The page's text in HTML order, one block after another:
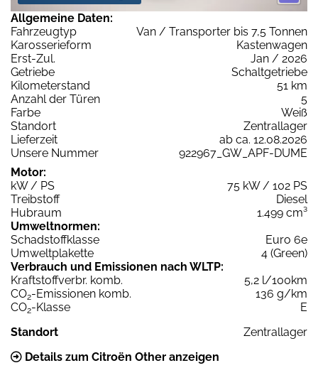
Allgemeine Daten:
Fahrzeugtyp
Van / Transporter bis 7,5 Tonnen
Karosserieform
Kastenwagen
Erst-Zul.
Jan / 2026
Getriebe
Schaltgetriebe
Kilometerstand
51 km
Anzahl der Türen
5
Farbe
Weiß
Standort
Zentrallager
Lieferzeit
ab ca. 12.08.2026
Unsere Nummer
922967_GW_APF-DUME
Motor:
kW / PS
75 kW / 102 PS
Treibstoff
Diesel
Hubraum
1.499 cm³
Umweltnormen:
Schadstoffklasse
Euro 6e
Umweltplakette
4 (Green)
Verbrauch und Emissionen nach WLTP:
Kraftstoffverbr. komb.
5,2 l/100km
CO2-Emissionen komb.
136 g/km
CO2-Klasse
E
Standort
Zentrallager
Details zum Citroën Other anzeigen